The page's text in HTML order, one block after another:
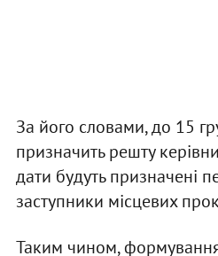
За його словами, до 15
призначить решту
дати будуть призначені
заступники місцевих
Таким чином,